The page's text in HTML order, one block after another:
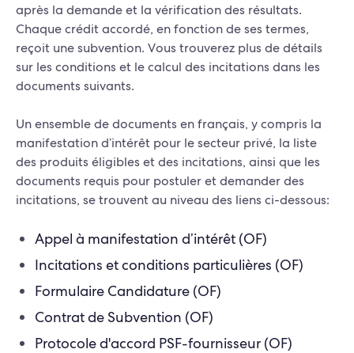
après la demande et la vérification des résultats.
Chaque crédit accordé, en fonction de ses termes,
reçoit une subvention. Vous trouverez plus de détails
sur les conditions et le calcul des incitations dans les
documents suivants.
Un ensemble de documents en français, y compris la
manifestation d’intérêt pour le secteur privé, la liste
des produits éligibles et des incitations, ainsi que les
documents requis pour postuler et demander des
incitations, se trouvent au niveau des liens ci-dessous:
Appel à manifestation d’intérêt (OF)
Incitations et conditions particulières (OF)
Formulaire Candidature (OF)
Contrat de Subvention (OF)
Protocole d'accord PSF-fournisseur (OF)